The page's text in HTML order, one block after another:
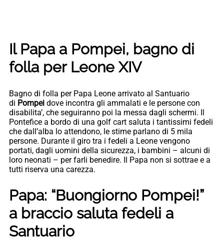
Il Papa a Pompei, bagno di
folla per Leone XIV
Bagno di folla per Papa Leone arrivato al Santuario
di Pompei dove incontra gli ammalati e le persone con
disabilita’, che seguiranno poi la messa dagli schermi. Il
Pontefice a bordo di una golf cart saluta i tantissimi fedeli
che dall’alba lo attendono, le stime parlano di 5 mila
persone. Durante il giro tra i fedeli a Leone vengono
portati, dagli uomini della sicurezza, i bambini – alcuni di
loro neonati – per farli benedire. Il Papa non si sottrae e a
tutti riserva una carezza.
Papa: “Buongiorno Pompei!”
a braccio saluta fedeli a
Santuario